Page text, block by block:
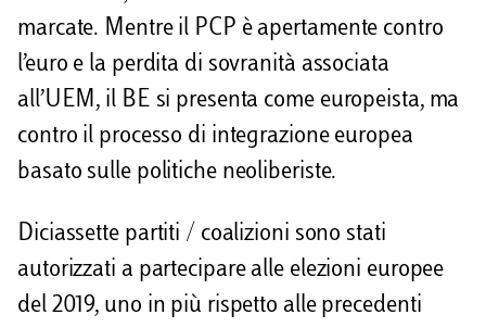
marcate. Mentre il PCP è apertamente contro
l’euro e la perdita di sovranità associata
all’UEM, il BE si presenta come europeista, ma
contro il processo di integrazione europea
basato sulle politiche neoliberiste.
Diciassette partiti / coalizioni sono stati
autorizzati a partecipare alle elezioni europee
del 2019, uno in più rispetto alle precedenti